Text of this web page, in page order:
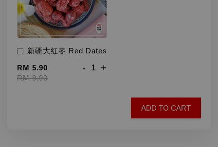
新疆大红枣 Red Dates
RM 5.90
RM 9.90
- +
ADD TO CART